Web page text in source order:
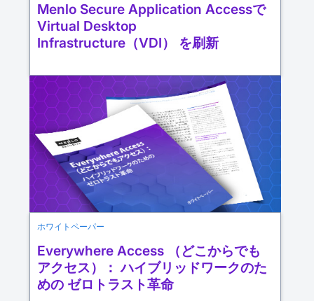
Menlo Secure Application Accessで
Virtual Desktop
Infrastructure（VDI） を刷新
ホワイトペーパー
Everywhere Access （どこからでも
アクセス）： ハイブリッドワークのた
めの ゼロトラスト革命